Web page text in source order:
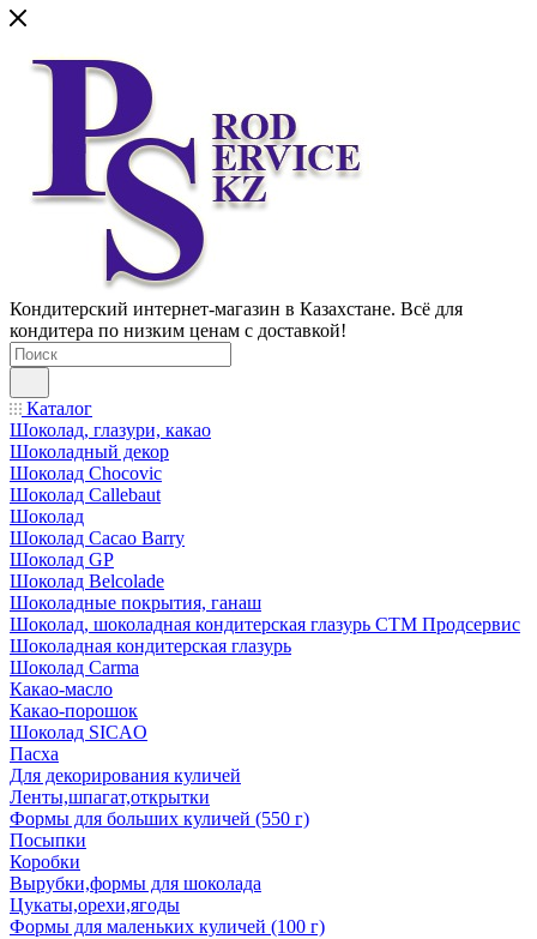
Кондитерский интернет-магазин в Казахстане. Всё для
кондитера по низким ценам с доставкой!
Каталог
Шоколад, глазури, какао
Шоколадный декор
Шоколад Chocovic
Шоколад Callebaut
Шоколад
Шоколад Cacao Barry
Шоколад GP
Шоколад Belcolade
Шоколадные покрытия, ганаш
Шоколад, шоколадная кондитерская глазурь СТМ Продсервис
Шоколадная кондитерская глазурь
Шоколад Carma
Какао-масло
Какао-порошок
Шоколад SICAO
Пасха
Для декорирования куличей
Ленты,шпагат,открытки
Формы для больших куличей (550 г)
Посыпки
Коробки
Вырубки,формы для шоколада
Цукаты,орехи,ягоды
Формы для маленьких куличей (100 г)